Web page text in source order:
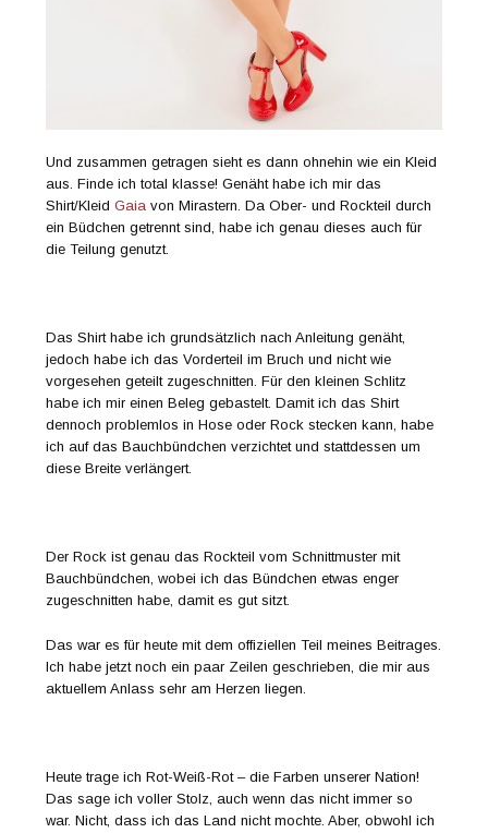
Und zusammen getragen sieht es dann ohnehin wie ein Kleid
aus. Finde ich total klasse! Genäht habe ich mir das
Shirt/KleidGaia von Mirastern. Da Ober- und Rockteil durch
ein Büdchen getrennt sind, habe ich genau dieses auch für
die Teilung genutzt.
Das Shirt habe ich grundsätzlich nach Anleitung genäht,
jedoch habe ich das Vorderteil im Bruch und nicht wie
vorgesehen geteilt zugeschnitten. Für den kleinen Schlitz
habe ich mir einen Beleg gebastelt. Damit ich das Shirt
dennoch problemlos in Hose oder Rock stecken kann, habe
ich auf das Bauchbündchen verzichtet und stattdessen um
diese Breite verlängert.
Der Rock ist genau das Rockteil vom Schnittmuster mit
Bauchbündchen, wobei ich das Bündchen etwas enger
zugeschnitten habe, damit es gut sitzt.
Das war es für heute mit dem offiziellen Teil meines Beitrages.
Ich habe jetzt noch ein paar Zeilen geschrieben, die mir aus
aktuellem Anlass sehr am Herzen liegen.
Heute trage ich Rot-Weiß-Rot – die Farben unserer Nation!
Das sage ich voller Stolz, auch wenn das nicht immer so
war. Nicht, dass ich das Land nicht mochte. Aber, obwohl ich